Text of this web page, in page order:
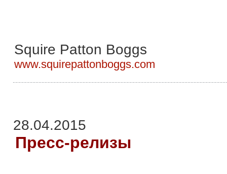
Squire Patton Boggs
www.squirepattonboggs.com
28.04.2015
Пресс-релизы